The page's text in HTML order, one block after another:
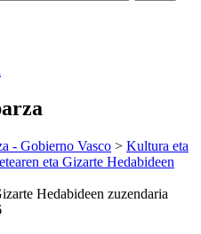
- Gobierno Vasco > Kultura eta
eta Gizarte Hedabideen
Hedabideen zuzendaria